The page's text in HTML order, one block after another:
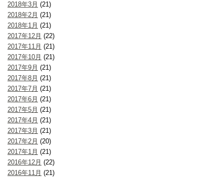
2018年3月 (21)
2018年2月 (21)
2018年1月 (21)
2017年12月 (22)
2017年11月 (21)
2017年10月 (21)
2017年9月 (21)
2017年8月 (21)
2017年7月 (21)
2017年6月 (21)
2017年5月 (21)
2017年4月 (21)
2017年3月 (21)
2017年2月 (20)
2017年1月 (21)
2016年12月 (22)
2016年11月 (21)